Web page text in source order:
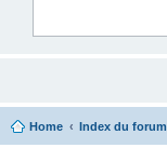
Home Index du forum